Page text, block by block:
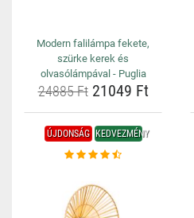
Modern falilámpa fekete,
szürke kerek és
olvasólámpával - Puglia
24885 Ft21049 Ft
ÚJDONSÁG KEDVEZMÉNY